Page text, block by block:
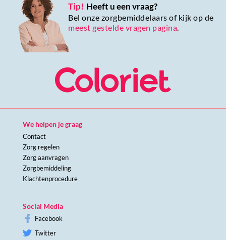
Tip! Heeft u een vraag?
Bel onze zorgbemiddelaars of kijk op de
meest gestelde vragen pagina
We helpen je graag
Contact
Zorg regelen
Zorg aanvragen
Zorgbemiddeling
Klachtenprocedure
Social Media
Facebook
Twitter